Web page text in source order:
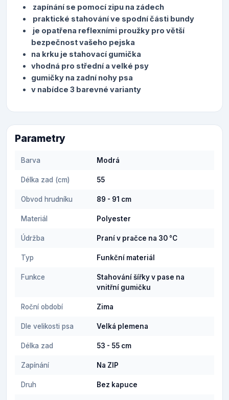
zapínání se pomocí zipu na zádech
praktické stahování ve spodní části bundy
je opatřena reflexními proužky pro větší
bezpečnost vašeho pejska
na krku je stahovací gumička
vhodná pro střední a velké psy
gumičky na zadní nohy psa
v nabídce 3 barevné varianty
Parametry
Barva Modrá
Délka zad (cm) 55
Obvod hrudníku 89 - 91 cm
Materiál Polyester
Údržba Praní v pračce na 30 °C
Typ Funkční materiál
Funkce
Stahování šířky v pase na
vnitřní gumičku
Roční období Zima
Dle velikosti psa Velká plemena
Délka zad 53 - 55 cm
Zapínání Na ZIP
Druh Bez kapuce